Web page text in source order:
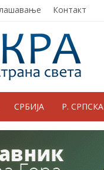
Контакт
СРБИЈА Р. СРПСКА